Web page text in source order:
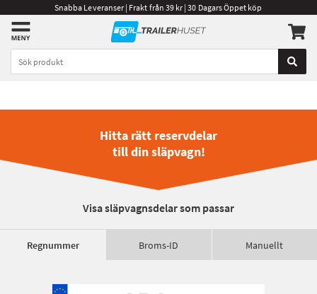
Snabba Leveranser | Frakt från 39 kr | 30 Dagars Öppet köp
Hitta rätt reservdelar
till din släpvagn!
Visa släpvagnsdelar som passar
Regnummer Broms-ID Manuellt